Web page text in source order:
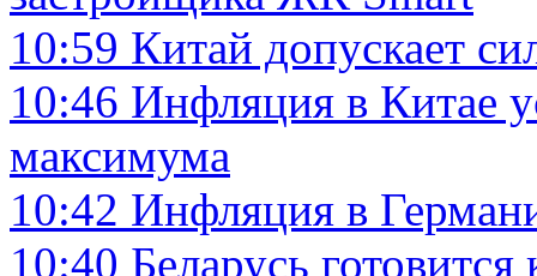
10:59 Китай допускает
10:46 Инфляция в Китае
максимума
10:42 Инфляция в
10:40 Беларусь